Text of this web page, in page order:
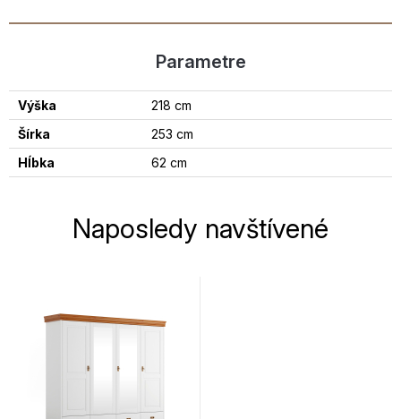
Parametre
Výška
218 cm
Šírka
253 cm
Hĺbka
62 cm
Naposledy navštívené